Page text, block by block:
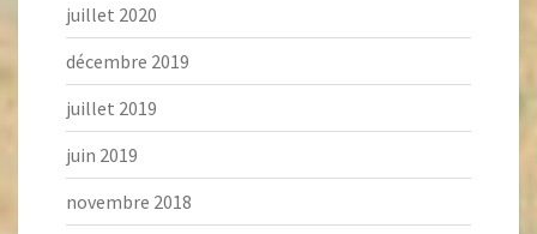
juillet 2020
décembre 2019
juillet 2019
juin 2019
novembre 2018